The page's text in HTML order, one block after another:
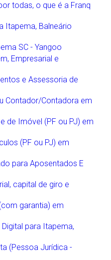
todas, o que é a Franq
Itapema, Balneário
SC - Yangoo
Empresarial e
e Assessoria de
Contador/Contadora em
de Imóvel (PF ou PJ) em
(PF ou PJ) em
para Aposentados E
capital de giro e
garantia) em
para Itapema,
(Pessoa Jurídica -